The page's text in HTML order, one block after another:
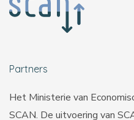
Partners
Het Ministerie van
SCAN. De uitvoering van